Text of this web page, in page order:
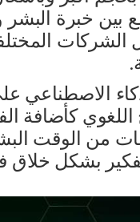
خبرة البشر
الاصطناعي
كأضافة
من الوقت
بشكل